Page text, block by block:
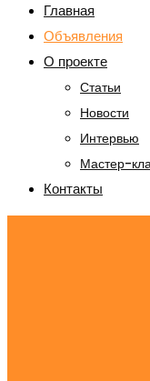
Главная
Объявления
О проекте
Статьи
Новости
Интервью
Мастер-
Контакты